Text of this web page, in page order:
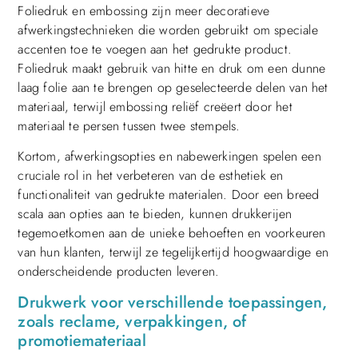
Foliedruk en embossing zijn meer decoratieve
afwerkingstechnieken die worden gebruikt om speciale
accenten toe te voegen aan het gedrukte product.
Foliedruk maakt gebruik van hitte en druk om een dunne
laag folie aan te brengen op geselecteerde delen van het
materiaal, terwijl embossing reliëf creëert door het
materiaal te persen tussen twee stempels.
Kortom, afwerkingsopties en nabewerkingen spelen een
cruciale rol in het verbeteren van de esthetiek en
functionaliteit van gedrukte materialen. Door een breed
scala aan opties aan te bieden, kunnen drukkerijen
tegemoetkomen aan de unieke behoeften en voorkeuren
van hun klanten, terwijl ze tegelijkertijd hoogwaardige en
onderscheidende producten leveren.
Drukwerk voor verschillende toepassingen,
zoals reclame, verpakkingen, of
promotiemateriaal